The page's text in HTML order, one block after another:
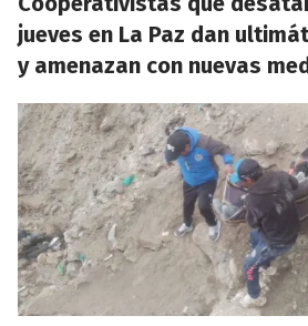
jueves en La Paz dan
y amenazan con nuevas